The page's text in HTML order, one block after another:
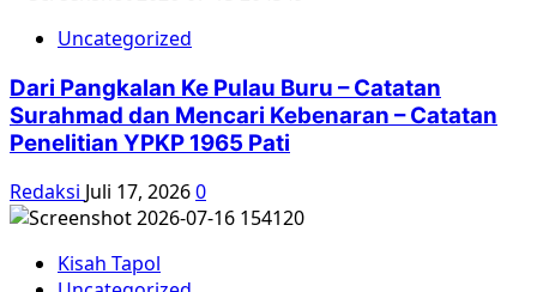
Uncategorized
Dari Pangkalan Ke Pulau Buru – Catatan
Surahmad dan Mencari Kebenaran – Catatan
Penelitian YPKP 1965 Pati
Redaksi Juli 17, 20260
Kisah Tapol